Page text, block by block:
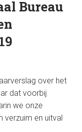
Bureau
over het
dat voorbij
we onze
verzuim en uitval